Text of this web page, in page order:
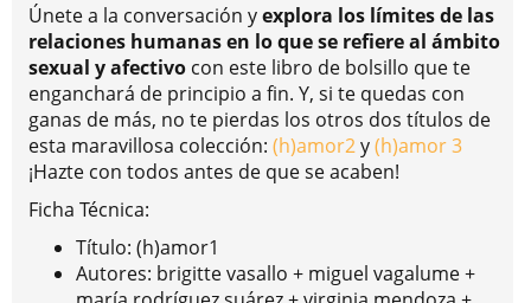
Únete a la conversación yexplora los límites de las
relaciones humanas en lo que se refiere al ámbito
sexual y afectivo con este libro de bolsillo que te
enganchará de principio a fin. Y, si te quedas con
ganas de más, no te pierdas los otros dos títulos de
esta maravillosa colección: (h)amor2y(h)amor 3
¡Hazte con todos antes de que se acaben!
Ficha Técnica:
Título: (h)amor1
Autores: brigitte vasallo + miguel vagalume +